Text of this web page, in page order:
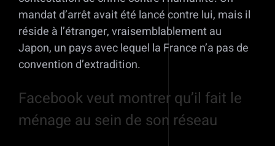
mandat d’arrêt avait été lancé contre lui, mais il
réside à l’étranger, vraisemblablement au
Japon, un pays avec lequel la France n’a pas de
convention d’extradition.
Facebook veut montrer qu’il fait le
ménage au sein de son réseau